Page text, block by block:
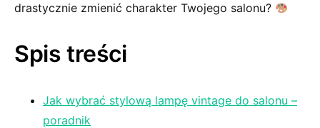
drastycznie zmienić charakter Twojego salonu?⁢
Spis treści
Jak wybrać stylową lampę‍ vintage do ‌salonu –
poradnik